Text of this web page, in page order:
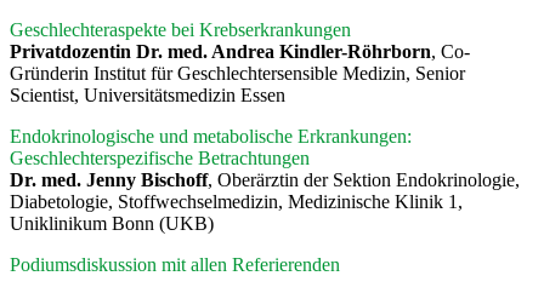
Geschlechteraspekte bei Krebserkrankungen
Privatdozentin Dr. med. Andrea Kindler-Röhrborn, Co-
Gründerin Institut für Geschlechtersensible Medizin, Senior
Scientist, Universitätsmedizin Essen
Endokrinologische und metabolische Erkrankungen:
Geschlechterspezifische Betrachtungen
Dr. med. Jenny Bischoff, Oberärztin der Sektion Endokrinologie,
Diabetologie, Stoffwechselmedizin, Medizinische Klinik 1,
Uniklinikum Bonn (UKB)
Podiumsdiskussion mit allen Referierenden